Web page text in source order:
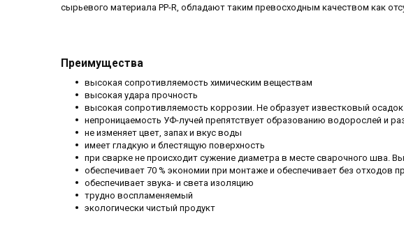
сырьевого материала PP-R, обладают таким превосходным качеством как
Преимущества
высокая сопротивляемость химическим веществам
высокая удара прочность
высокая сопротивляемость коррозии. Не образует известковый
непроницаемость УФ-лучей препятствует образованию водорослей и
не изменяет цвет, запах и вкус воды
имеет гладкую и блестящую поверхность
при сварке не происходит сужение диаметра в месте сварочного шва.
обеспечивает 70 % экономии при монтаже и обеспечивает без отходов
обеспечивает звука- и света изоляцию
трудно воспламеняемый
экологически чистый продукт